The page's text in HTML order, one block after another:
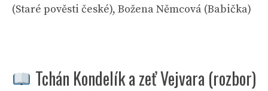
(Staré pověsti české), Božena Němcová (Babička)
Tchán Kondelík a zeť Vejvara (rozbor)